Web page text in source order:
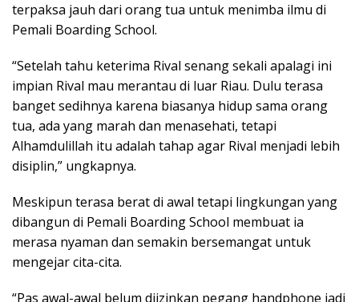
terpaksa jauh dari orang tua untuk menimba ilmu di
Pemali Boarding School.
“Setelah tahu keterima Rival senang sekali apalagi ini
impian Rival mau merantau di luar Riau. Dulu terasa
banget sedihnya karena biasanya hidup sama orang
tua, ada yang marah dan menasehati, tetapi
Alhamdulillah itu adalah tahap agar Rival menjadi lebih
disiplin,” ungkapnya.
Meskipun terasa berat di awal tetapi lingkungan yang
dibangun di Pemali Boarding School membuat ia
merasa nyaman dan semakin bersemangat untuk
mengejar cita-cita.
“Pas awal-awal belum diizinkan pegang handphone jadi